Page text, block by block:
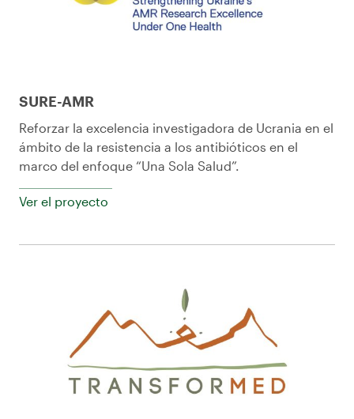
SURE-AMR
Reforzar la excelencia investigadora de Ucrania en el
ámbito de la resistencia a los antibióticos en el
marco del enfoque “Una Sola Salud”.
Ver el proyecto